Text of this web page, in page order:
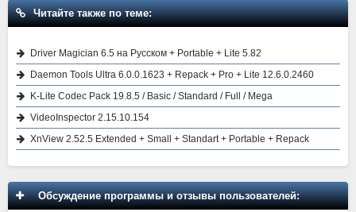
Читайте также по теме:
Driver Magician 6.5 на Русском + Portable + Lite 5.82
Daemon Tools Ultra 6.0.0.1623 + Repack + Pro + Lite 12.6.0.2460
K-Lite Codec Pack 19.8.5 / Basic / Standard / Full / Mega
VideoInspector 2.15.10.154
XnView 2.52.5 Extended + Small + Standart + Portable + Repack
Обсуждение программы и отзывы пользователей: